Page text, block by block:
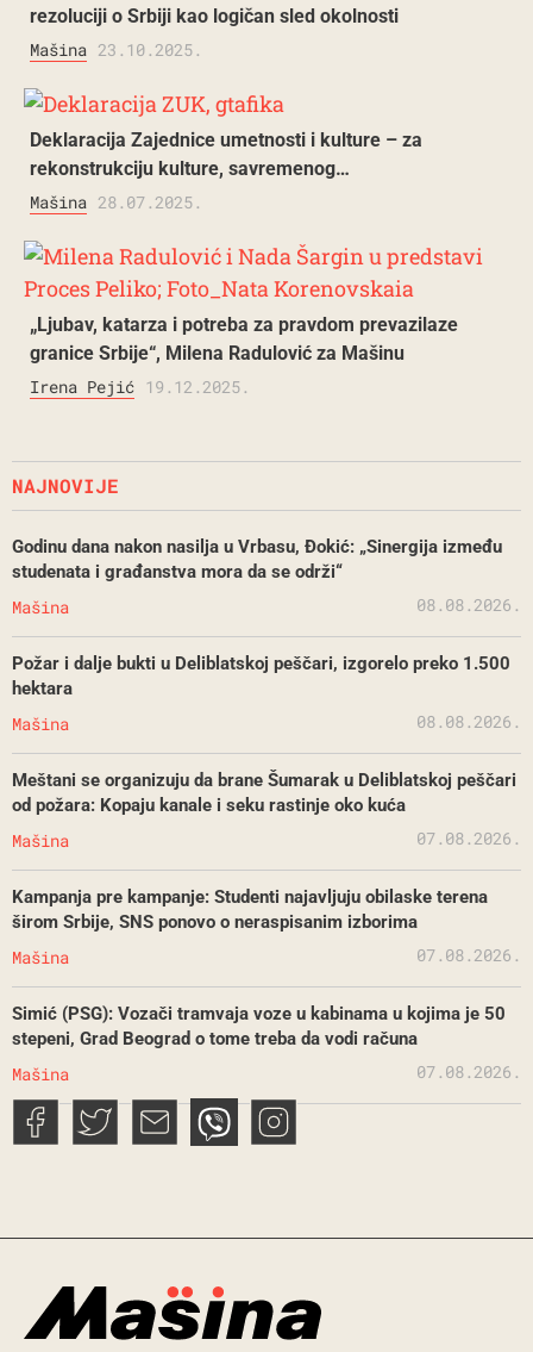
rezoluciji o Srbiji kao logičan sled okolnosti
Mašina 23.10.2025.
Deklaracija Zajednice umetnosti i kulture – za
rekonstrukciju kulture, savremenog…
Mašina 28.07.2025.
„Ljubav, katarza i potreba za pravdom prevazilaze
granice Srbije“, Milena Radulović za Mašinu
Irena Pejić 19.12.2025.
NAJNOVIJE
Godinu dana nakon nasilja u Vrbasu, Đokić: „Sinergija između
studenata i građanstva mora da se održi“
Mašina 08.08.2026.
Požar i dalje bukti u Deliblatskoj peščari, izgorelo preko 1.500
hektara
Mašina 08.08.2026.
Meštani se organizuju da brane Šumarak u Deliblatskoj peščari
od požara: Kopaju kanale i seku rastinje oko kuća
Mašina 07.08.2026.
Kampanja pre kampanje: Studenti najavljuju obilaske terena
širom Srbije, SNS ponovo o neraspisanim izborima
Mašina 07.08.2026.
Simić (PSG): Vozači tramvaja voze u kabinama u kojima je 50
stepeni, Grad Beograd o tome treba da vodi računa
Mašina 07.08.2026.